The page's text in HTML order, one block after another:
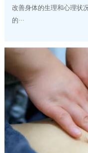
改善身体的生理和心理状
的···